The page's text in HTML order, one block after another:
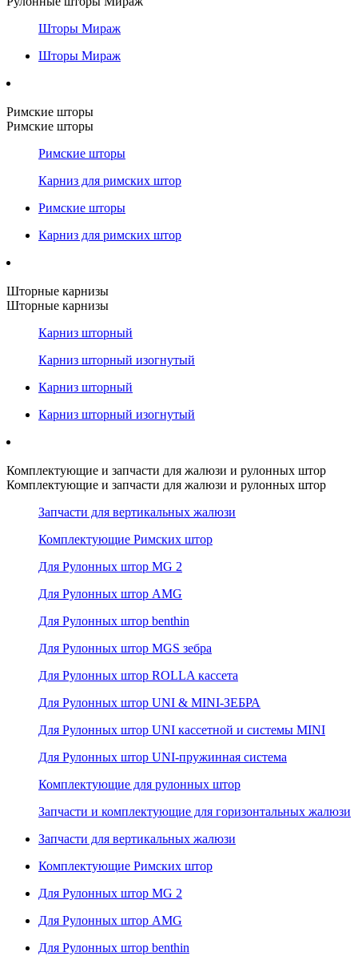
Шторы Мираж
Шторы Мираж
Римские шторы
Римские шторы
Римские шторы
Карниз для римских штор
Римские шторы
Карниз для римских штор
Шторные карнизы
Шторные карнизы
Карниз шторный
Карниз шторный изогнутый
Карниз шторный
Карниз шторный изогнутый
Комплектующие и запчасти для жалюзи и рулонных штор
Комплектующие и запчасти для жалюзи и рулонных штор
Запчасти для вертикальных жалюзи
Комплектующие Римских штор
Для Рулонных штор MG 2
Для Рулонных штор AMG
Для Рулонных штор benthin
Для Рулонных штор MGS зебра
Для Рулонных штор ROLLA кассета
Для Рулонных штор UNI & MINI-ЗЕБРА
Для Рулонных штор UNI кассетной и системы MINI
Для Рулонных штор UNI-пружинная система
Комплектующие для рулонных штор
Запчасти и комплектующие для горизонтальных жалюзи
Запчасти для вертикальных жалюзи
Комплектующие Римских штор
Для Рулонных штор MG 2
Для Рулонных штор AMG
Для Рулонных штор benthin